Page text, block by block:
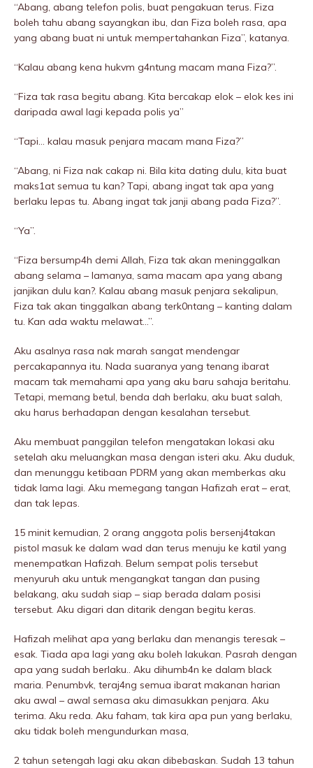
“Abang, abang telefon polis, buat pengakuan terus. Fiza
boleh tahu abang sayangkan ibu, dan Fiza boleh rasa, apa
yang abang buat ni untuk mempertahankan Fiza”, katanya.
“Kalau abang kena hukvm g4ntung macam mana Fiza?”.
“Fiza tak rasa begitu abang. Kita bercakap elok – elok kes ini
daripada awal lagi kepada polis ya”
“Tapi… kalau masuk penjara macam mana Fiza?”
“Abang, ni Fiza nak cakap ni. Bila kita dating dulu, kita buat
maks1at semua tu kan? Tapi, abang ingat tak apa yang
berlaku lepas tu. Abang ingat tak janji abang pada Fiza?”.
“Ya”.
“Fiza bersump4h demi Allah, Fiza tak akan meninggaIkan
abang selama – lamanya, sama macam apa yang abang
janjikan dulu kan?. Kalau abang masuk penjara sekalipun,
Fiza tak akan tinggalkan abang terk0ntang – kanting dalam
tu. Kan ada waktu melawat…”.
Aku asalnya rasa nak marah sangat mendengar
percakapannya itu. Nada suaranya yang tenang ibarat
macam tak memahami apa yang aku baru sahaja beritahu.
Tetapi, memang betul, benda dah berlaku, aku buat salah,
aku harus berhadapan dengan kesalahan tersebut.
Aku membuat panggiIan telefon mengatakan lokasi aku
setelah aku meluangkan masa dengan isteri aku. Aku duduk,
dan menunggu ketibaan PDRM yang akan memberkas aku
tidak lama lagi. Aku memegang tangan Hafizah erat – erat,
dan tak lepas.
15 minit kemudian, 2 orang anggota polis bersenj4takan
pistoI masuk ke dalam wad dan terus menuju ke katil yang
menempatkan Hafizah. Belum sempat polis tersebut
menyuruh aku untuk mengangkat tangan dan pusing
belakang, aku sudah siap – siap berada dalam posisi
tersebut. Aku digari dan ditarik dengan begitu keras.
Hafizah melihat apa yang berlaku dan menangis teresak –
esak. Tiada apa lagi yang aku boleh lakukan. Pasrah dengan
apa yang sudah berlaku.. Aku dihumb4n ke dalam black
maria. Penumbvk, teraj4ng semua ibarat makanan harian
aku awal – awal semasa aku dimasukkan penjara. Aku
terima. Aku reda. Aku faham, tak kira apa pun yang berlaku,
aku tidak boleh mengundurkan masa,
2 tahun setengah lagi aku akan dibebaskan. Sudah 13 tahun